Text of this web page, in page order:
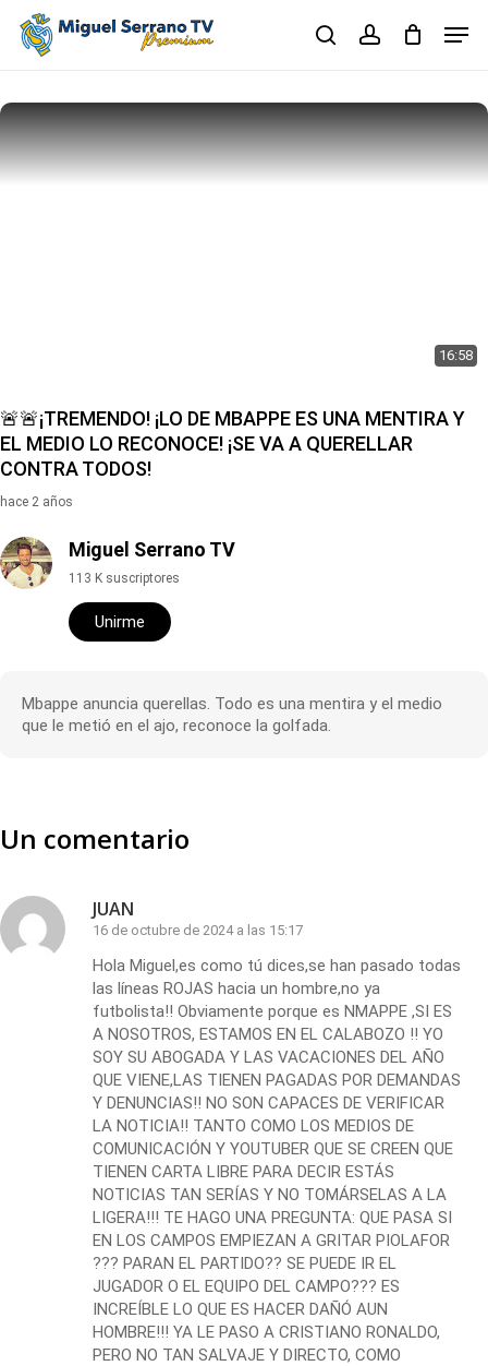
main
searchaccount
16:58
🚨🚨¡TREMENDO! ¡LO DE MBAPPE ES UNA MENTIRA Y
EL MEDIO LO RECONOCE! ¡SE VA A QUERELLAR
CONTRA TODOS!
hace 2 años
Miguel Serrano TV
113 K suscriptores
Unirme
Mbappe anuncia querellas. Todo es una mentira y el medio
que le metió en el ajo, reconoce la golfada.
Un comentario
JUAN
16 de octubre de 2024 a las 15:17
Hola Miguel,es como tú dices,se han pasado todas
las líneas ROJAS hacia un hombre,no ya
futbolista!! Obviamente porque es NMAPPE ,SI ES
A NOSOTROS, ESTAMOS EN EL CALABOZO !! YO
SOY SU ABOGADA Y LAS VACACIONES DEL AÑO
QUE VIENE,LAS TIENEN PAGADAS POR DEMANDAS
Y DENUNCIAS!! NO SON CAPACES DE VERIFICAR
LA NOTICIA!! TANTO COMO LOS MEDIOS DE
COMUNICACIÓN Y YOUTUBER QUE SE CREEN QUE
TIENEN CARTA LIBRE PARA DECIR ESTÁS
NOTICIAS TAN SERÍAS Y NO TOMÁRSELAS A LA
LIGERA!!! TE HAGO UNA PREGUNTA: QUE PASA SI
EN LOS CAMPOS EMPIEZAN A GRITAR PIOLAFOR
??? PARAN EL PARTIDO?? SE PUEDE IR EL
JUGADOR O EL EQUIPO DEL CAMPO??? ES
INCREÍBLE LO QUE ES HACER DAÑÓ AUN
HOMBRE!!! YA LE PASO A CRISTIANO RONALDO,
PERO NO TAN SALVAJE Y DIRECTO, COMO